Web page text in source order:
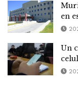
en
Un